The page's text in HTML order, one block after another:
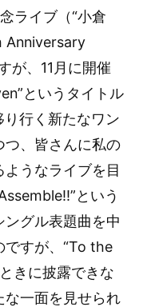
ライブ（“小倉
Anniversary
が、11月に開催
というタイトル
り行く新たなワン
つ、皆さんに私の
うなライブを目
という
グル表題曲を中
ですが、“To the
きに披露できな
な一面を見せられ